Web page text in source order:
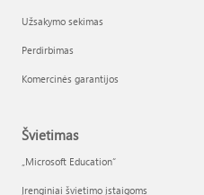
Užsakymo sekimas
Perdirbimas
Komercinės garantijos
Švietimas
„Microsoft Education“
Įrenginiai švietimo įstaigoms